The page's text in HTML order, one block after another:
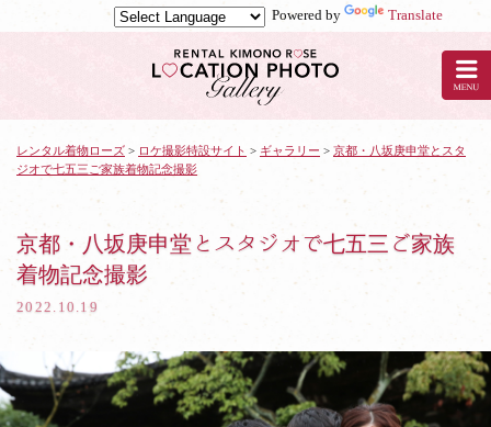
Powered by
Translate
ル
ー
撮
影：
京
レンタル着物ローズ > ロケ撮影特設サイト > ギャラリー > 京都・八坂庚申堂とスタ
ジオで七五三ご家族着物記念撮影
京都・八坂庚申堂とスタジオで七五三ご家族
着物記念撮影
2022.10.19